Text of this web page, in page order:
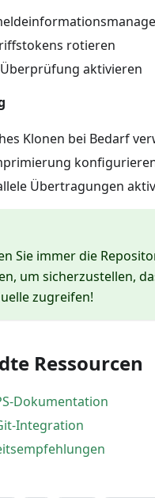
rotieren
Überprüfung aktivieren
Klonen bei Bedarf
Übertragungen
Sie immer die
um sicherzustellen,
zugreifen!
Ressourcen
Dokumentation
Integration